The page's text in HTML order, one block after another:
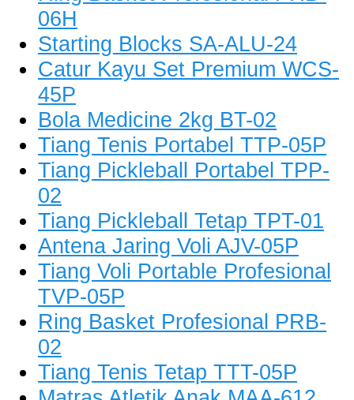
06H
Starting Blocks SA-ALU-24
Catur Kayu Set Premium WCS-
45P
Bola Medicine 2kg BT-02
Tiang Tenis Portabel TTP-05P
Tiang Pickleball Portabel TPP-
02
Tiang Pickleball Tetap TPT-01
Antena Jaring Voli AJV-05P
Tiang Voli Portable Profesional
TVP-05P
Ring Basket Profesional PRB-
02
Tiang Tenis Tetap TTT-05P